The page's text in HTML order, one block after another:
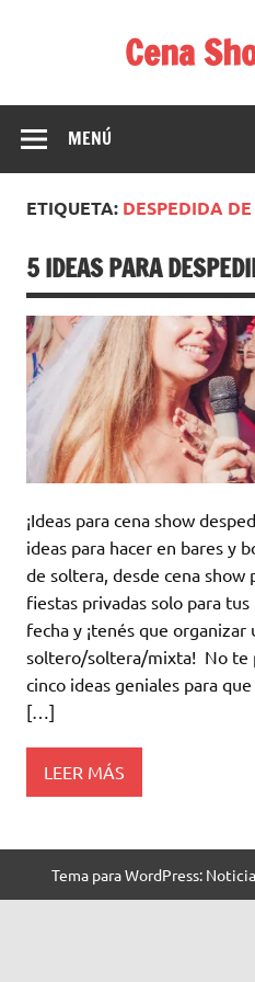
Cena
Cena Show Disco –
MENÚ
ETIQUETA: DESPEDIDA
5 IDEAS PARA
¡Ideas para cena show
ideas para hacer en bares y
de soltera, desde cena show
fiestas privadas solo para
fecha y ¡tenés que organizar
soltero/soltera/mixta! No te
cinco ideas geniales para
[…]
LEER MÁS
Tema para WordPress: